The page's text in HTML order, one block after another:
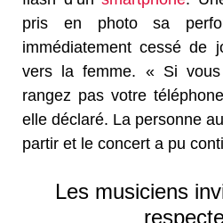
pris en photo sa
immédiatement cessé de
vers la femme. « Si
rangez pas votre
elle déclaré. La personne
partir et le concert a pu
Les musiciens